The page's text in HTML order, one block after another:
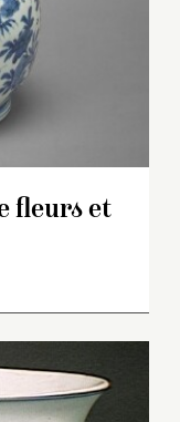
fleurs et